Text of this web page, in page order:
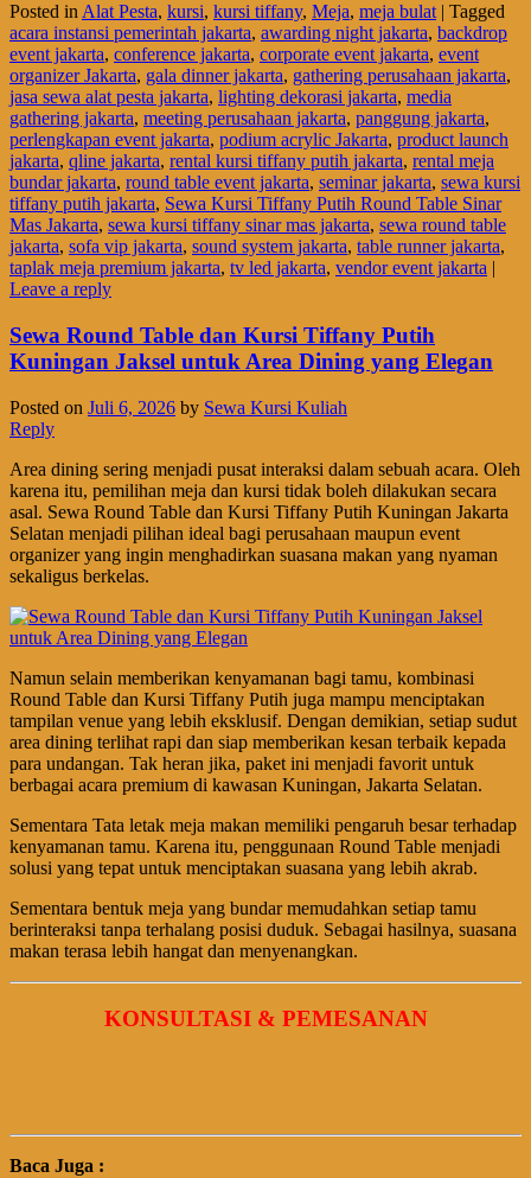
Posted in Alat Pesta, kursi, kursi tiffany, Meja, meja bulat | Tagged
acara instansi pemerintah jakarta, awarding night jakarta, backdrop
event jakarta, conference jakarta, corporate event jakarta, event
organizer Jakarta, gala dinner jakarta, gathering perusahaan jakarta,
jasa sewa alat pesta jakarta, lighting dekorasi jakarta, media
gathering jakarta, meeting perusahaan jakarta, panggung jakarta,
perlengkapan event jakarta, podium acrylic Jakarta, product launch
jakarta, qline jakarta, rental kursi tiffany putih jakarta, rental meja
bundar jakarta, round table event jakarta, seminar jakarta, sewa kursi
tiffany putih jakarta, Sewa Kursi Tiffany Putih Round Table Sinar
Mas Jakarta, sewa kursi tiffany sinar mas jakarta, sewa round table
jakarta, sofa vip jakarta, sound system jakarta, table runner jakarta,
taplak meja premium jakarta, tv led jakarta, vendor event jakarta |
Leave a reply
Sewa Round Table dan Kursi Tiffany Putih
Kuningan Jaksel untuk Area Dining yang Elegan
Posted on Juli 6, 2026 by Sewa Kursi Kuliah
Reply
Area dining sering menjadi pusat interaksi dalam sebuah acara. Oleh
karena itu, pemilihan meja dan kursi tidak boleh dilakukan secara
asal. Sewa Round Table dan Kursi Tiffany Putih Kuningan Jakarta
Selatan menjadi pilihan ideal bagi perusahaan maupun event
organizer yang ingin menghadirkan suasana makan yang nyaman
sekaligus berkelas.
Namun selain memberikan kenyamanan bagi tamu, kombinasi
Round Table dan Kursi Tiffany Putih juga mampu menciptakan
tampilan venue yang lebih eksklusif. Dengan demikian, setiap sudut
area dining terlihat rapi dan siap memberikan kesan terbaik kepada
para undangan. Tak heran jika, paket ini menjadi favorit untuk
berbagai acara premium di kawasan Kuningan, Jakarta Selatan.
Sementara Tata letak meja makan memiliki pengaruh besar terhadap
kenyamanan tamu. Karena itu, penggunaan Round Table menjadi
solusi yang tepat untuk menciptakan suasana yang lebih akrab.
Sementara bentuk meja yang bundar memudahkan setiap tamu
berinteraksi tanpa terhalang posisi duduk. Sebagai hasilnya, suasana
makan terasa lebih hangat dan menyenangkan.
KONSULTASI & PEMESANAN
Baca Juga :